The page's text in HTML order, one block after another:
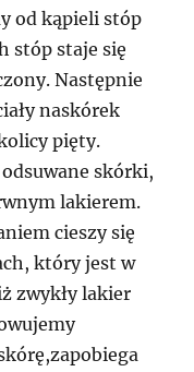
od kąpieli stóp
stóp staje się
Następnie
naskórek
pięty.
skórki,
lakierem.
cieszy się
który jest w
zwykły lakier